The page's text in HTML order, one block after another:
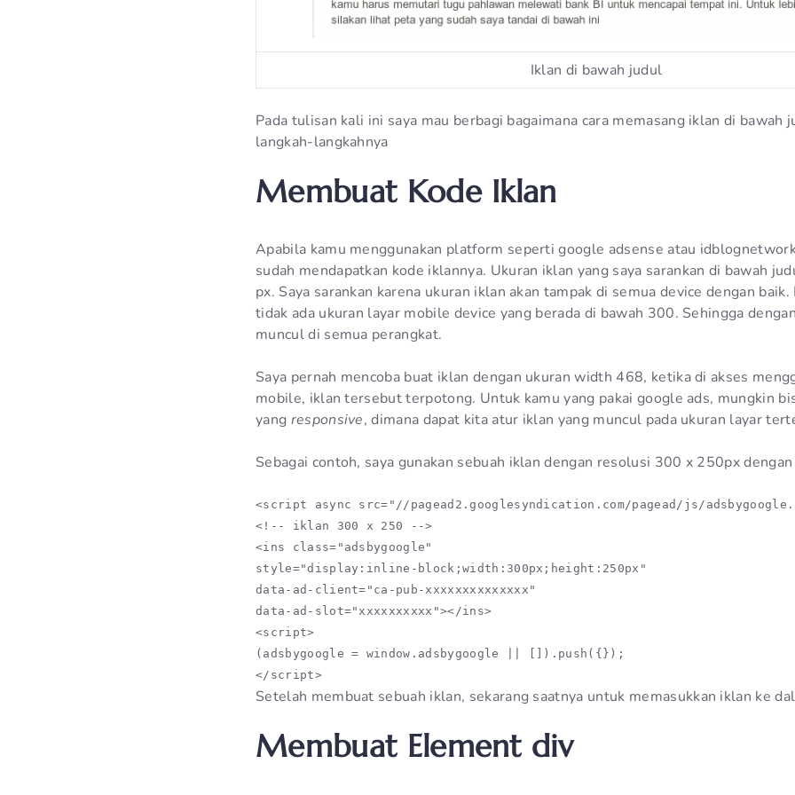
Iklan di bawah judul
Pada tulisan kali ini saya mau berbagi bagaimana cara memasang iklan di bawah
langkah-langkahnya
Membuat Kode Iklan
Apabila kamu menggunakan platform seperti google adsense atau
sudah mendapatkan kode iklannya. Ukuran iklan yang saya sarankan di bawah
px. Saya sarankan karena ukuran iklan akan tampak di semua device dengan
tidak ada ukuran layar mobile device yang berada di bawah 300. Sehingga
muncul di semua perangkat.
Saya pernah mencoba buat iklan dengan ukuran width 468, ketika di akses
mobile, iklan tersebut terpotong. Untuk kamu yang pakai google ads, mungkin
yang responsive, dimana dapat kita atur iklan yang muncul pada ukuran layar
Sebagai contoh, saya gunakan sebuah iklan dengan resolusi 300 x 250px
<script async src="//pagead2.googlesyndication.com/pagead/js/
<!-- iklan 300 x 250 -->
<ins class="adsbygoogle"
style="display:inline-block;width:300px;height:250px"
data-ad-client="ca-pub-xxxxxxxxxxxxxx"
data-ad-slot="xxxxxxxxxx"></ins>
<script>
(adsbygoogle = window.adsbygoogle || []).push({});
</script>
Setelah membuat sebuah iklan, sekarang saatnya untuk memasukkan iklan ke
Membuat Element div